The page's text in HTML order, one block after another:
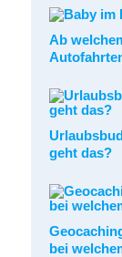
Ab
geht das?
bei